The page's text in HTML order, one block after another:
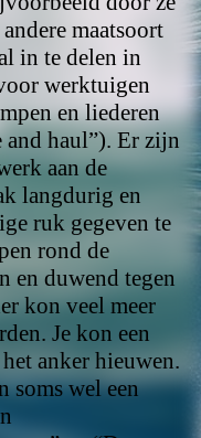
maatsoort
in te delen in
werktuigen
en liederen
and haul”). Er zijn
aan de
langdurig en
ruk gegeven te
rond de
en duwend tegen
kon veel meer
Je kon een
anker hieuwen.
soms wel een